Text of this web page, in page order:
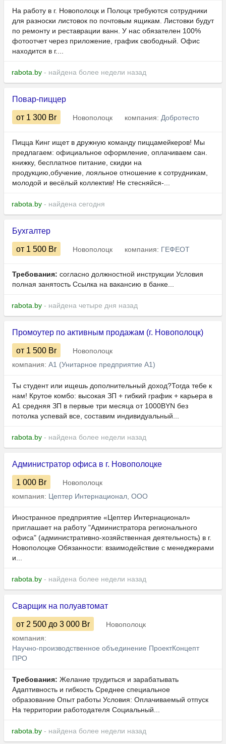
На работу в г. Новополоцк и Полоцк требуются сотрудники
для разноски листовок по почтовым ящикам. Листовки будут
по ремонту и реставрации ванн. У нас обязателен 100%
фотоотчет через приложение, график свободный. Офис
находится в г....
rabota.by - найдена более недели назад
Повар-пиццер
от 1 300 Br Новополоцк компания: Добротесто
Пицца Кинг ищет в дружную команду пиццамейкеров! Мы
предлагаем: официальное оформление, оплачиваем сан.
книжку, бесплатное питание, скидки на
продукцию,обучение, лояльное отношение к сотрудникам,
молодой и весёлый коллектив! Не стесняйся-...
rabota.by - найдена сегодня
Бухгалтер
от 1 500 Br Новополоцк компания: ГЕФЕОТ
Требования: согласно должностной инструкции Условия
полная занятость Ссылка на вакансию в банке...
rabota.by - найдена четыре дня назад
Промоутер по активным продажам (г. Новополоцк)
от 1 500 Br
Новополоцк
компания: А1 (Унитарное предприятие А1)
Ты студент или ищешь дополнительный доход?Тогда тебе к
нам! Крутое комбо: высокая ЗП + гибкий график + карьера в
А1 средняя ЗП в первые три месяца от 1000BYN без
потолка успевай все, составим индивидуальный...
rabota.by - найдена более недели назад
Администратор офиса в г. Новополоцке
1 000 Br
Новополоцк
компания: Цептер Интернационал, ООО
Иностранное предприятие «Цептер Интернационал»
приглашает на работу "Администратора регионального
офиса" (административно-хозяйственная деятельность) в г.
Новополоцке Обязанности: взаимодействие с менеджерами
и...
rabota.by - найдена более недели назад
Сварщик на полуавтомат
от 2 500 до 3 000 Br
Новополоцк
компания:
Научно-производственное объединение ПроектКонцепт
ПРО
Требования: Желание трудиться и зарабатывать
Адаптивность и гибкость Среднее специальное
образование Опыт работы Условия: Оплачиваемый отпуск
На территории работодателя Социальный...
rabota.by - найдена более недели назад